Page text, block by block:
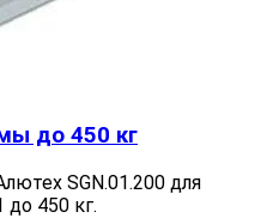
до 450 кг
SGN.01.200 для
до 450 кг.